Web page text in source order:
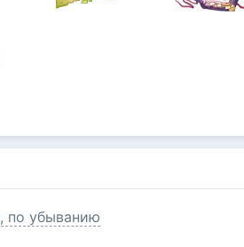
по убыванию